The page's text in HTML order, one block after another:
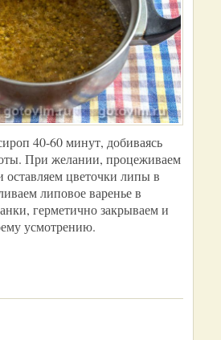
40-60 минут, добиваясь
При желании, процеживаем
оставляем цветочки липы в
липовое варенье в
герметично закрываем и
усмотрению.